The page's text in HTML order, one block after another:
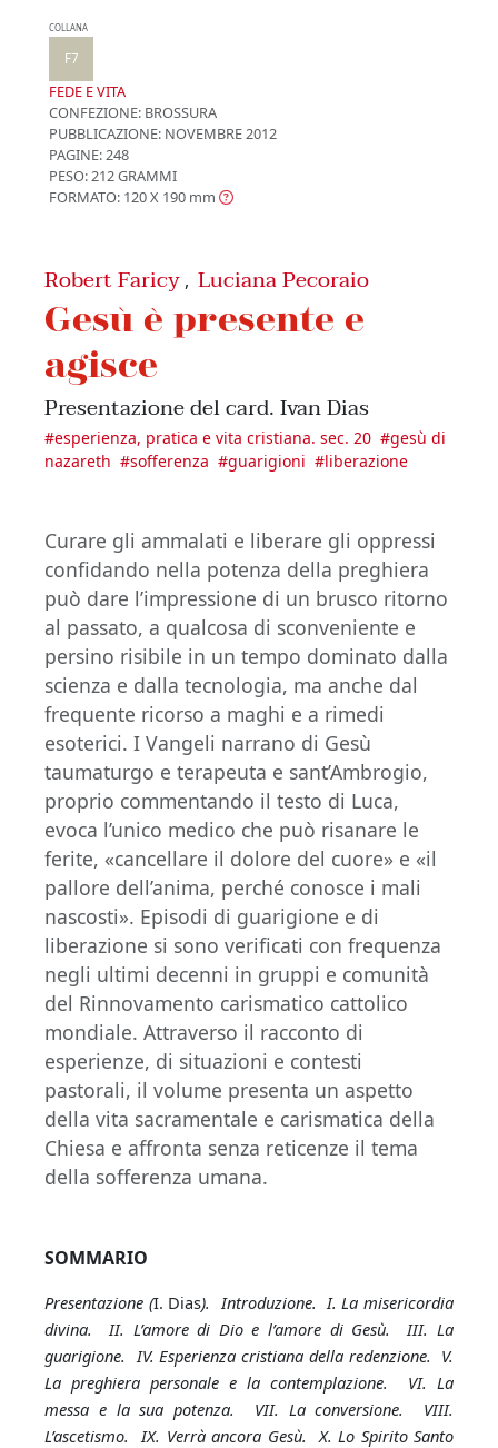
COLLANA
F7
FEDE E VITA
CONFEZIONE: BROSSURA
PUBBLICAZIONE: NOVEMBRE 2012
PAGINE: 248
PESO: 212 GRAMMI
FORMATO: 120 X 190 mm
Robert Faricy , Luciana Pecoraio
Gesù è presente e
agisce
Presentazione del card. Ivan Dias
#esperienza, pratica e vita cristiana. sec. 20 #gesù di
nazareth #sofferenza #guarigioni #liberazione
Curare gli ammalati e liberare gli oppressi
confidando nella potenza della preghiera
può dare l’impressione di un brusco ritorno
al passato, a qualcosa di sconveniente e
persino risibile in un tempo dominato dalla
scienza e dalla tecnologia, ma anche dal
frequente ricorso a maghi e a rimedi
esoterici. I Vangeli narrano di Gesù
taumaturgo e terapeuta e sant’Ambrogio,
proprio commentando il testo di Luca,
evoca l’unico medico che può risanare le
ferite, «cancellare il dolore del cuore» e «il
pallore dell’anima, perché conosce i mali
nascosti». Episodi di guarigione e di
liberazione si sono verificati con frequenza
negli ultimi decenni in gruppi e comunità
del Rinnovamento carismatico cattolico
mondiale. Attraverso il racconto di
esperienze, di situazioni e contesti
pastorali, il volume presenta un aspetto
della vita sacramentale e carismatica della
Chiesa e affronta senza reticenze il tema
della sofferenza umana.
SOMMARIO
Presentazione (I. Dias). Introduzione. I. La misericordia
divina. II. L’amore di Dio e l’amore di Gesù. III. La
guarigione. IV. Esperienza cristiana della redenzione. V.
La preghiera personale e la contemplazione. VI. La
messa e la sua potenza. VII. La conversione. VIII.
L’ascetismo. IX. Verrà ancora Gesù. X. Lo Spirito Santo